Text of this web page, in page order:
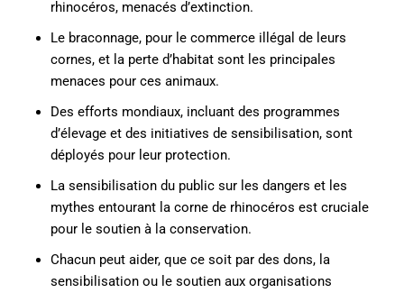
rhinocéros, menacés d’extinction.
Le braconnage, pour le commerce illégal de leurs
cornes, et la perte d’habitat sont les principales
menaces pour ces animaux.
Des efforts mondiaux, incluant des programmes
d’élevage et des initiatives de sensibilisation, sont
déployés pour leur protection.
La sensibilisation du public sur les dangers et les
mythes entourant la corne de rhinocéros est cruciale
pour le soutien à la conservation.
Chacun peut aider, que ce soit par des dons, la
sensibilisation ou le soutien aux organisations